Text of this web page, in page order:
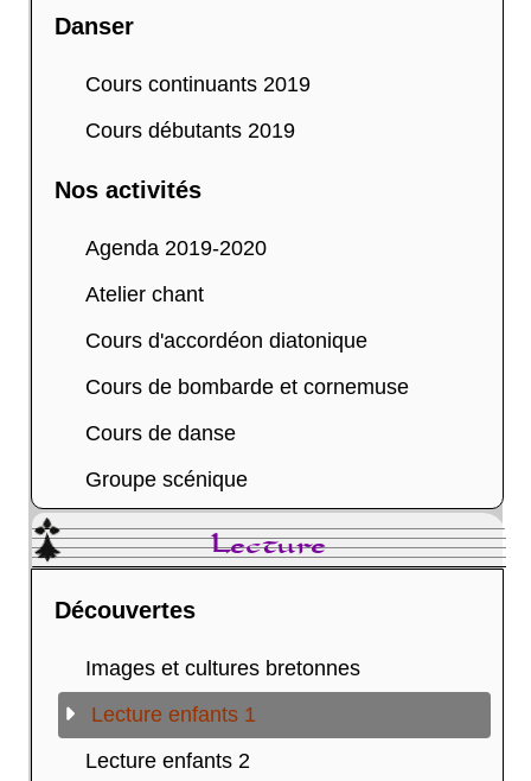
Danser
Cours continuants 2019
Cours débutants 2019
Nos activités
Agenda 2019-2020
Atelier chant
Cours d'accordéon diatonique
Cours de bombarde et cornemuse
Cours de danse
Groupe scénique
Lecture
Découvertes
Images et cultures bretonnes
Lecture enfants 1
Lecture enfants 2